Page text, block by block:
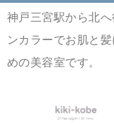
神戸三宮駅から北
ンカラーでお肌と
めの美容室です。